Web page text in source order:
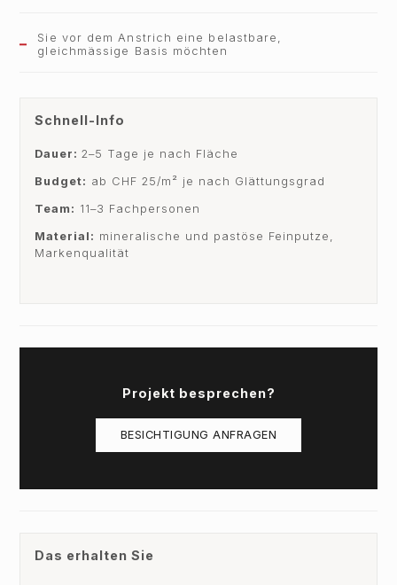
Schnell-Info
Dauer:2–5 Tage je nach Fläche
Budget: ab CHF 25/m² je nach Glättungsgrad
Team: 11–3 Fachpersonen
Material: mineralische und pastöse Feinputze,
Markenqualität
Projekt besprechen?
BESICHTIGUNG ANFRAGEN
Das erhalten Sie
Sie vor dem Anstrich eine belastbare,
gleichmässige Basis möchten